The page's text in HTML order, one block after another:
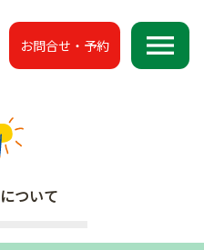
お問合せ・予約 menu
について